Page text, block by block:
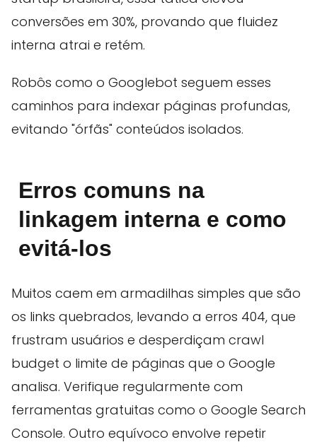
conversões em 30%, provando que fluidez
interna atrai e retém.
Robôs como o Googlebot seguem esses
caminhos para indexar páginas profundas,
evitando "órfãs" conteúdos isolados.
Erros comuns na
linkagem interna e como
evitá-los
Muitos caem em armadilhas simples que são
os links quebrados, levando a erros 404, que
frustram usuários e desperdiçam crawl
budget o limite de páginas que o Google
analisa. Verifique regularmente com
ferramentas gratuitas como o Google Search
Console. Outro equívoco envolve repetir